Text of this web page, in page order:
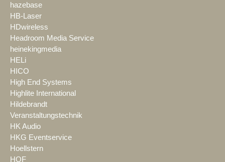
hazebase
HB-Laser
HDwireless
Headroom Media Service
heinekingmedia
HELi
HICO
High End Systems
Highlite International
Hildebrandt
Veranstaltungstechnik
HK Audio
HKG Eventservice
Hoellstern
HOF